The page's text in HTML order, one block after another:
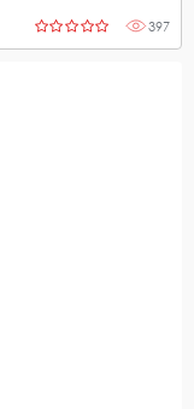
397